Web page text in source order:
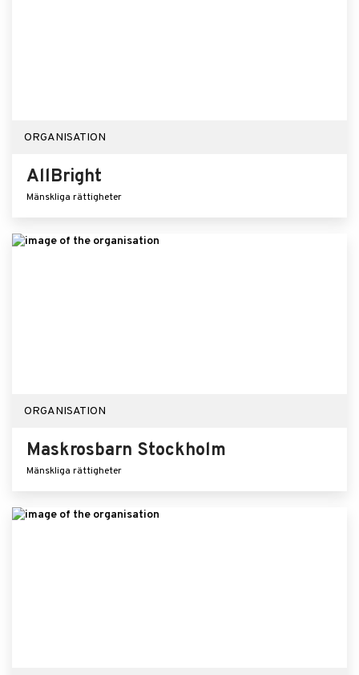
ORGANISATION
AllBright
Mänskliga rättigheter
ORGANISATION
Maskrosbarn Stockholm
Mänskliga rättigheter